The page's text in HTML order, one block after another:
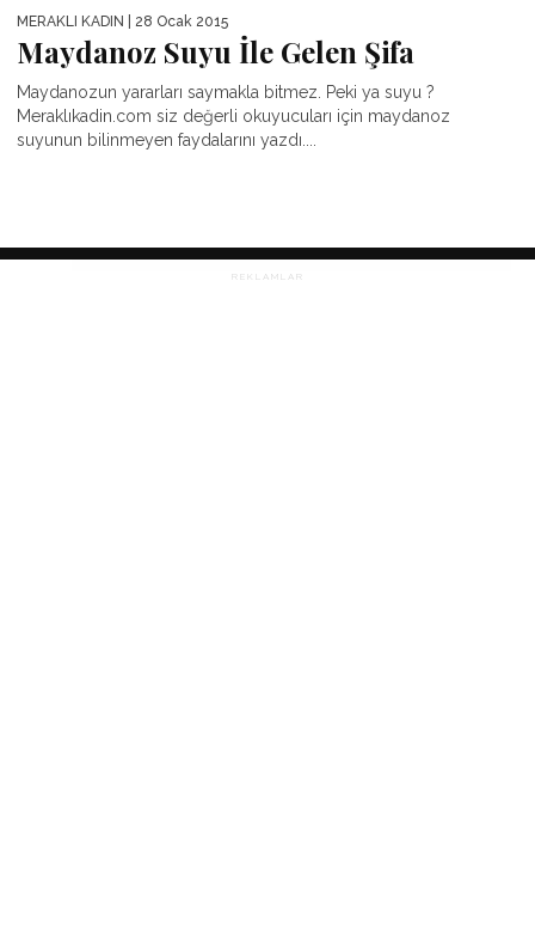
MERAKLI KADIN | 28 Ocak 2015
Maydanoz Suyu İle Gelen Şifa
Maydanozun yararları saymakla bitmez. Peki ya suyu ?
Meraklıkadin.com siz değerli okuyucuları için maydanoz
suyunun bilinmeyen faydalarını yazdı....
REKLAMLAR